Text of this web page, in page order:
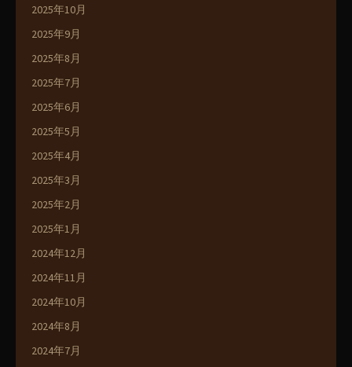
2025年10月
2025年9月
2025年8月
2025年7月
2025年6月
2025年5月
2025年4月
2025年3月
2025年2月
2025年1月
2024年12月
2024年11月
2024年10月
2024年8月
2024年7月